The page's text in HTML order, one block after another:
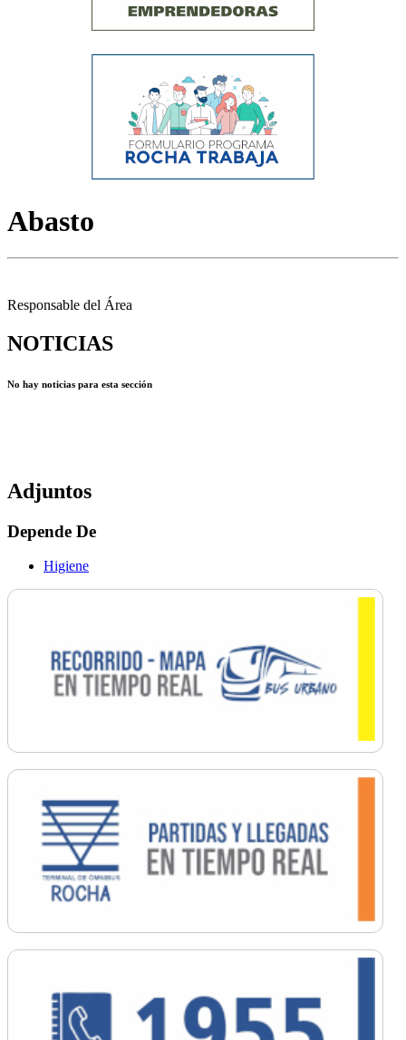
Abasto
Responsable del Área
NOTICIAS
No hay noticias para esta sección
Adjuntos
Depende De
Higiene